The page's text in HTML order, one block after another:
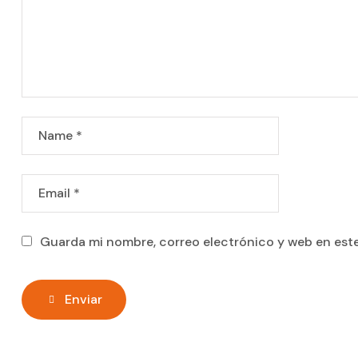
Guarda mi nombre, correo electrónico y web en
Enviar